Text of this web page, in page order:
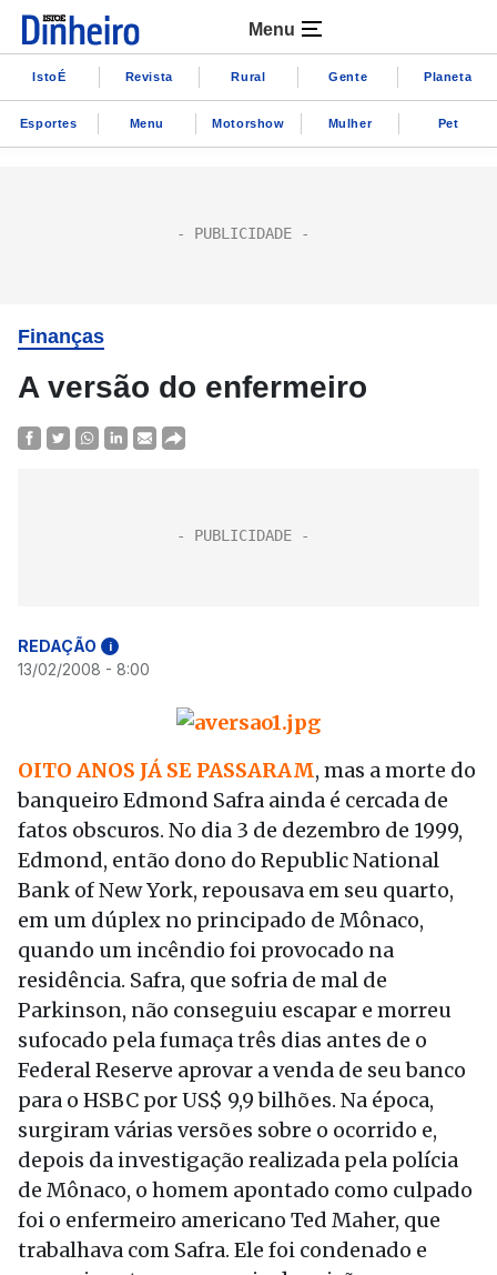
Menu
IstoÉ Revista Rural Gente Planeta
Esportes Menu Motorshow Mulher Pet
Finanças
A versão do enfermeiro
REDAÇÃO i
13/02/2008 - 8:00
OITO ANOS JÁ SE PASSARAM, mas a morte do
banqueiro Edmond Safra ainda é cercada de
fatos obscuros. No dia 3 de dezembro de 1999,
Edmond, então dono do Republic National
Bank of New York, repousava em seu quarto,
em um dúplex no principado de Mônaco,
quando um incêndio foi provocado na
residência. Safra, que sofria de mal de
Parkinson, não conseguiu escapar e morreu
sufocado pela fumaça três dias antes de o
Federal Reserve aprovar a venda de seu banco
para o HSBC por US$ 9,9 bilhões. Na época,
surgiram várias versões sobre o ocorrido e,
depois da investigação realizada pela polícia
de Mônaco, o homem apontado como culpado
foi o enfermeiro americano Ted Maher, que
trabalhava com Safra. Ele foi condenado e